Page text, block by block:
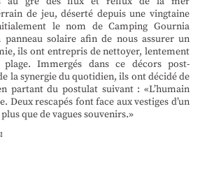
de jeu, déserté depuis une vingtaine
le nom de Camping Gournia
panneau solaire afin de nous assurer un
ils ont entrepris de nettoyer, lentement
Immergés dans ce décors post-
la synergie du quotidien, ils ont décidé de
partant du postulat suivant : «L’humain
Deux rescapés font face aux vestiges d’un
que de vagues souvenirs.»